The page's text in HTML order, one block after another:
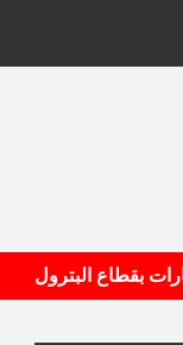
البترول